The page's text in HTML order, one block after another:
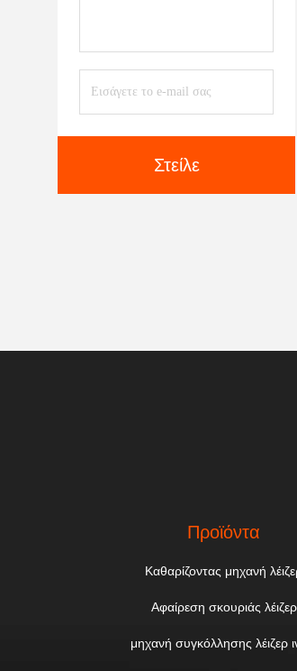
Στείλε
Προϊόντα
Καθαρίζοντας μηχανή
Αφαίρεση σκουριάς λέιζερ
μηχανή συγκόλλησης λέιζερ